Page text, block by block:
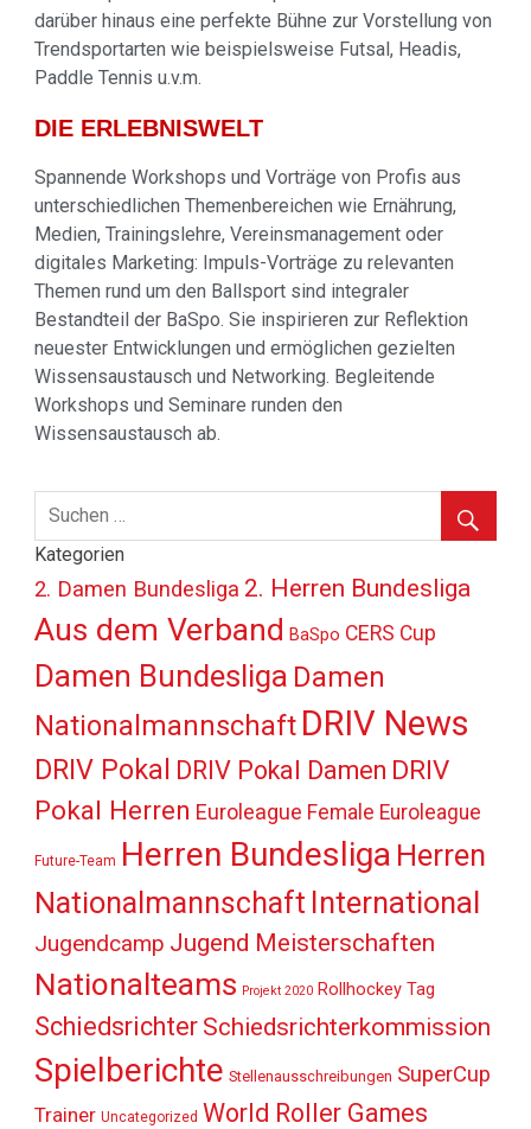
darüber hinaus eine perfekte Bühne zur Vorstellung von
Trendsportarten wie beispielsweise Futsal, Headis,
Paddle Tennis u.v.m.
DIE ERLEBNISWELT
Spannende Workshops und Vorträge von Profis aus
unterschiedlichen Themenbereichen wie Ernährung,
Medien, Trainingslehre, Vereinsmanagement oder
digitales Marketing: Impuls-Vorträge zu relevanten
Themen rund um den Ballsport sind integraler
Bestandteil der BaSpo. Sie inspirieren zur Reflektion
neuester Entwicklungen und ermöglichen gezielten
Wissensaustausch und Networking. Begleitende
Workshops und Seminare runden den
Wissensaustausch ab.
Kategorien
2. Damen Bundesliga 2. Herren Bundesliga
Aus dem Verband BaSpo CERS Cup
Damen Bundesliga Damen
Nationalmannschaft DRIV News
DRIV Pokal DRIV Pokal Damen DRIV
Pokal Herren Euroleague Female Euroleague
Future-Team Herren Bundesliga Herren
Nationalmannschaft International
Jugendcamp Jugend Meisterschaften
Nationalteams Projekt 2020 Rollhockey Tag
Schiedsrichter Schiedsrichterkommission
Spielberichte Stellenausschreibungen SuperCup
Trainer Uncategorized World Roller Games